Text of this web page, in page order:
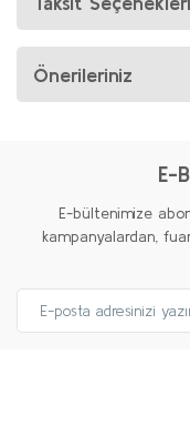
Önerileriniz
E-
E-bültenimize
kampanyalardan,